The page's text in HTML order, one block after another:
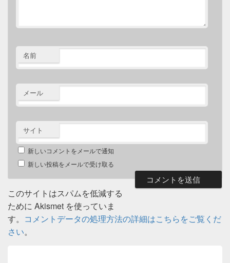
名前
メール
サイト
新しいコメントをメールで通知
新しい投稿をメールで受け取る
このサイトはスパムを低減する
ために Akismet を使っていま
す。 コメントデータの処理方法の詳細はこちらをご覧くだ
さい。